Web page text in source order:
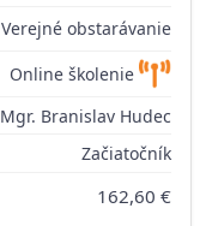
Verejné obstarávanie
Online školenie
Mgr. Branislav Hudec
Začiatočník
162,60 €